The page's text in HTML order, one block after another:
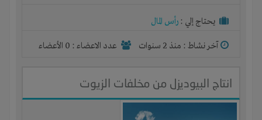
يحتاج إلي : رأس المال
آخر نشاط : منذ 2 سنوات عدد الاعضاء : 0 الأعضاء
انتاج البيوديزل من مخلفات الزيوت